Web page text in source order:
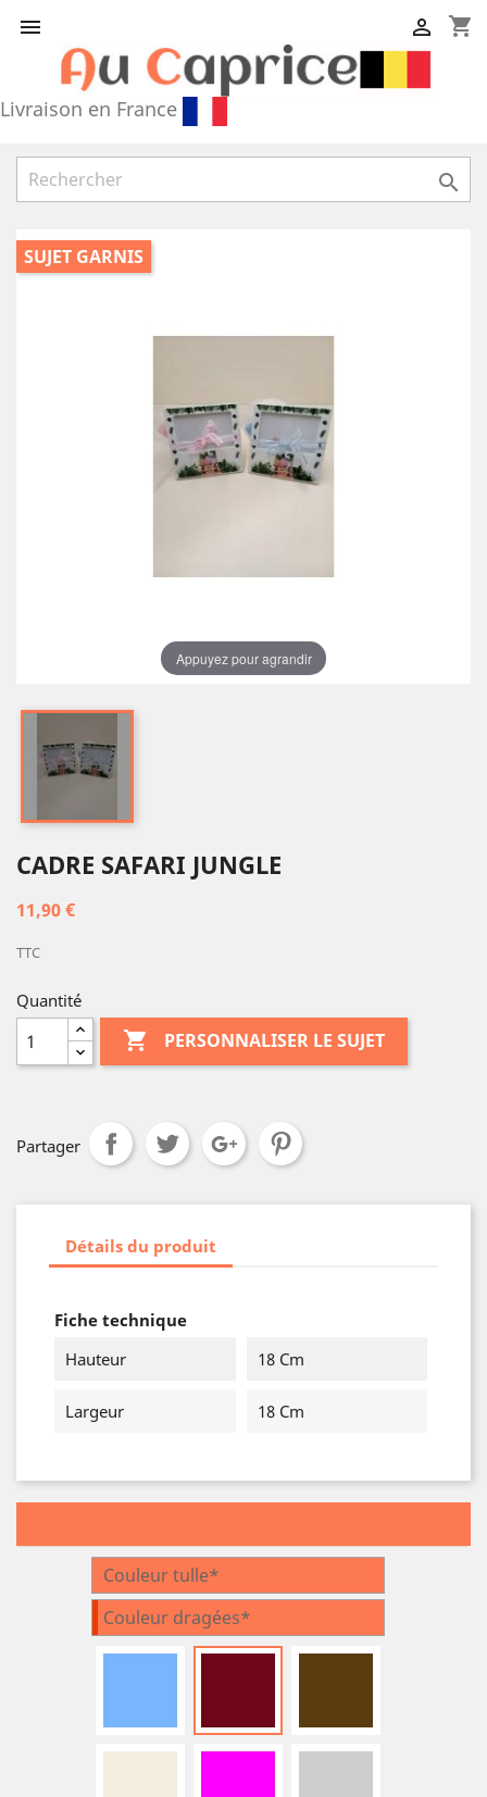
 shopping_cart

Livraison en France

SUJET GARNIS
Appuyez pour agrandir
CADRE SAFARI JUNGLE
11,90 €
TTC
Quantité
 PERSONNALISER LE SUJET
Partager
Détails du produit
Fiche technique
Hauteur
18 Cm
Largeur 18 Cm
Couleur tulle*
Couleur dragées*